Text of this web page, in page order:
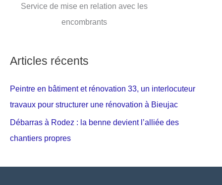
Service de mise en relation avec les
encombrants
Articles récents
Peintre en bâtiment et rénovation 33, un interlocuteur
travaux pour structurer une rénovation à Bieujac
Débarras à Rodez : la benne devient l’alliée des
chantiers propres